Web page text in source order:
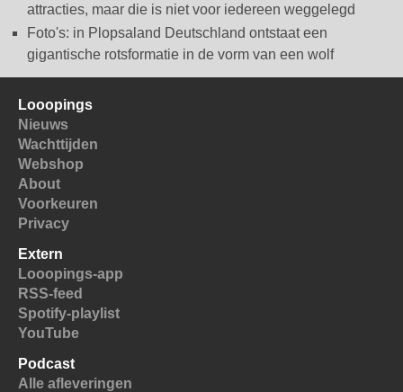
attracties, maar die is niet voor iedereen weggelegd
Foto's: in Plopsaland Deutschland ontstaat een
gigantische rotsformatie in de vorm van een wolf
Looopings
Nieuws
Wachttijden
Webshop
About
Voorkeuren
Privacy
Extern
Looopings-app
RSS-feed
Spotify-playlist
YouTube
Podcast
Alle afleveringen